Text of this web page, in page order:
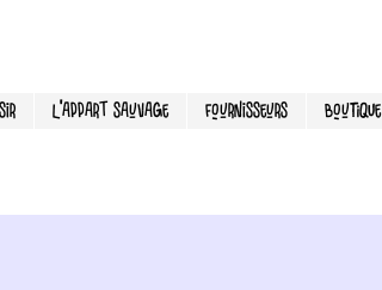
L'Appart Sauvage Fournisseurs Boutique